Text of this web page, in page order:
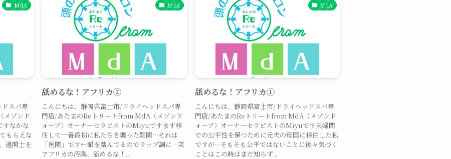
MdA
スパ専
メゾンド
すなかな
もらえな
通関士を
MdA
舐めるな！アフリカ②
こんにちは、静岡県富士市/ドライヘッドスパ専
門店/あたまのReトリートfrom MdA（メゾンド
ォーブ）オーナーセラピストのMiyuですまず移
住して一番最初に私たちを襲った難関…それは
「税関」です←韻を踏んでるのでラップ調に…笑
アフリカの汚職、舐めるな！...
MdA
舐めるな！アフリカ①
こんにちは、静岡県富士市/ドライヘッドスパ専
門店/あたまのReトリートfrom MdA（メゾンド
ォーブ）オーナーセラピストのMiyuです夫婦間
での公平性を保つために元夫の母国に移住した私
ですが…そもそも公平ではないことに後々気づく
ことはこの時はまだ知らず...